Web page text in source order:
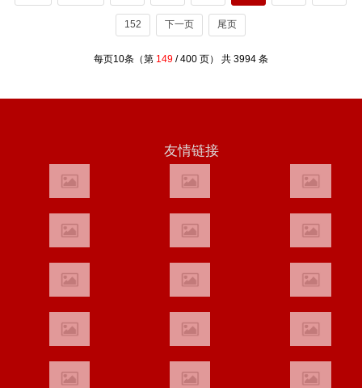
152 下一页 尾页
每页10条（第 149/ 400 页） 共 3994 条
友情链接